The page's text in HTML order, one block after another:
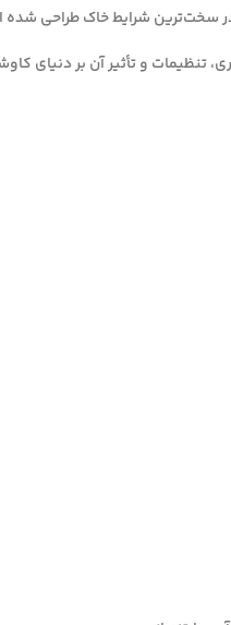
تنظیمات و تأثیر آن بر دنیای